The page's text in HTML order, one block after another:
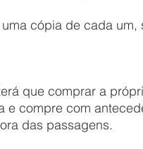
e compre com
das passagens.